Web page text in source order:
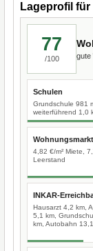
Lageprofil
77
/100 gute
Schulen
Grundschule 981
weiterführend 1,0
Wohnungsmarkt
4,82 €/m² Miete,
Leerstand
INKAR-
Hausarzt 4,2 km,
5,1 km,
km, Autobahn 13,1